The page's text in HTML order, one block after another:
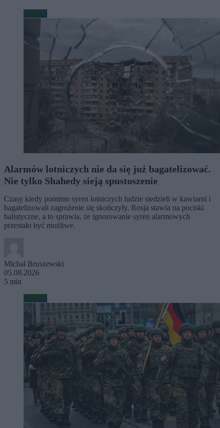
Wojsko
Alarmów lotniczych nie da się już bagatelizować.
Nie tylko Shahedy sieją spustoszenie
Czasy kiedy pomimo syren lotniczych ludzie siedzieli w kawiarni i
bagatelizowali zagrożenie się skończyły. Rosja stawia na pociski
balistyczne, a to sprawia, że ignorowanie syren alarmowych
przestało być możliwe.
Michał Bruszewski
05.08.2026
5 min
Wojsko